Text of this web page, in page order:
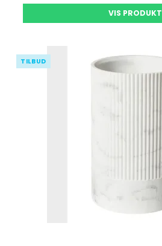
VIS PRODUKT
TILBUD